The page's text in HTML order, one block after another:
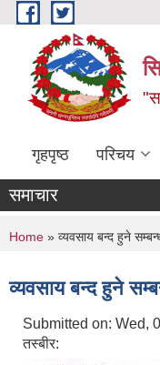
Skip to main content
गृहपृष्ठ परिचय
समाचार
You are here
Home » व्यवसाय बन्द हुने
व्यवसाय बन्द हुने
Submitted on: Wed,
तस्बीर: